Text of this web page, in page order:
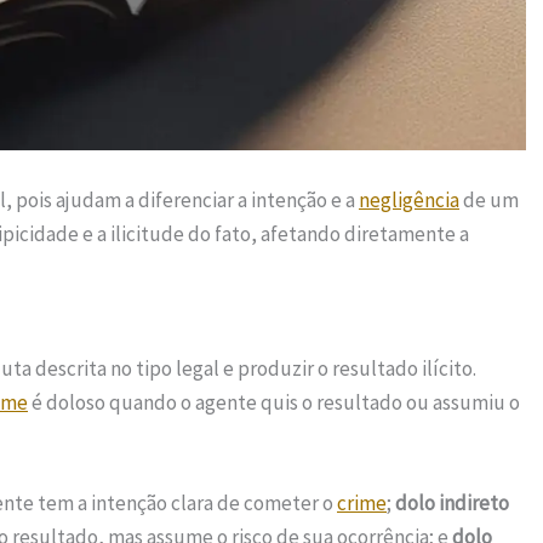
pois ajudam a diferenciar a intenção e a negligênciade um
e a ilicitude do fato, afetando diretamente a
descrita no tipo legal e produzir o resultado ilícito.
é doloso quando o agente quis o resultado ou assumiu o
tem a intenção clara de cometer ocrime;dolo indireto
mas assume o risco de sua ocorrência; edolo